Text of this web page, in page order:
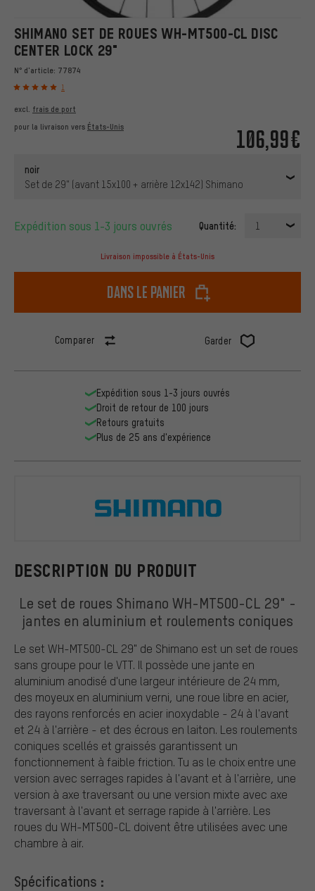
SHIMANO SET DE ROUES WH-MT500-CL DISC
CENTER LOCK 29"
N° d'article: 77874
1
106,99€
excl. frais de port
pour la livraison vers États-Unis
noir
Set de 29" (avant 15x100 + arrière 12x142) Shimano
Expédition sous 1-3 jours ouvrés Quantité: 1
Livraison impossible à États-Unis
dans le panier
Comparer Garder
DESCRIPTION DU PRODUIT
Le set de roues Shimano WH-MT500-CL 29" -
jantes en aluminium et roulements coniques
Le set WH-MT500-CL 29" de Shimano est un set de roues
sans groupe pour le VTT. Il possède une jante en
aluminium anodisé d'une largeur intérieure de 24 mm,
des moyeux en aluminium verni, une roue libre en acier,
des rayons renforcés en acier inoxydable - 24 à l'avant
et 24 à l'arrière - et des écrous en laiton. Les roulements
coniques scellés et graissés garantissent un
fonctionnement à faible friction. Tu as le choix entre une
version avec serrages rapides à l'avant et à l'arrière, une
version à axe traversant ou une version mixte avec axe
traversant à l'avant et serrage rapide à l'arrière. Les
roues du WH-MT500-CL doivent être utilisées avec une
chambre à air.
Spécifications :
Expédition sous 1-3 jours ouvrés
Droit de retour de 100 jours
Retours gratuits
Plus de 25 ans d'expérience
Shimano